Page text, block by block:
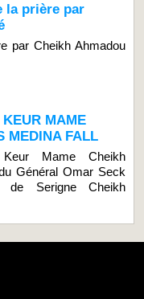
la prière par
par Cheikh Ahmadou
MAME
MEDINA FALL
Keur Mame Cheikh
Général Omar Seck
de Serigne Cheikh